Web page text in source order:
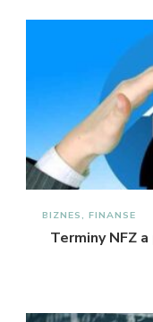
BIZNES, FINANSE
Terminy NFZ